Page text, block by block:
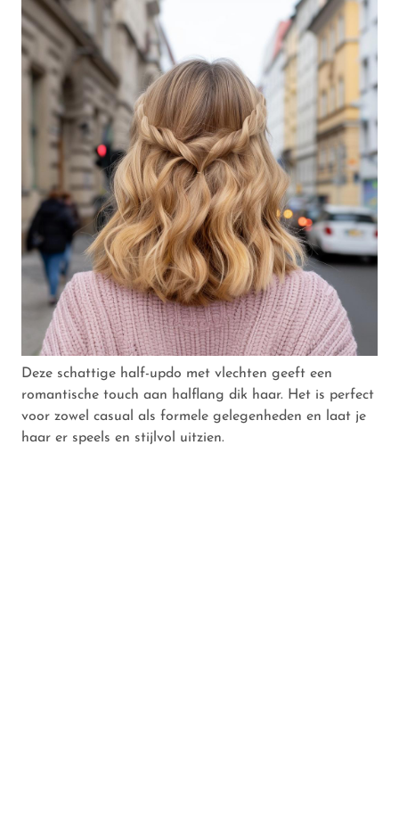
Deze schattige half-updo met vlechten geeft een
romantische touch aan halflang dik haar. Het is perfect
voor zowel casual als formele gelegenheden en laat je
haar er speels en stijlvol uitzien.